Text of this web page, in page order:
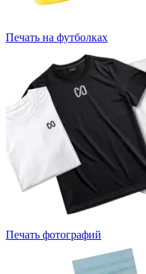
Печать на футболках
Печать фотографий